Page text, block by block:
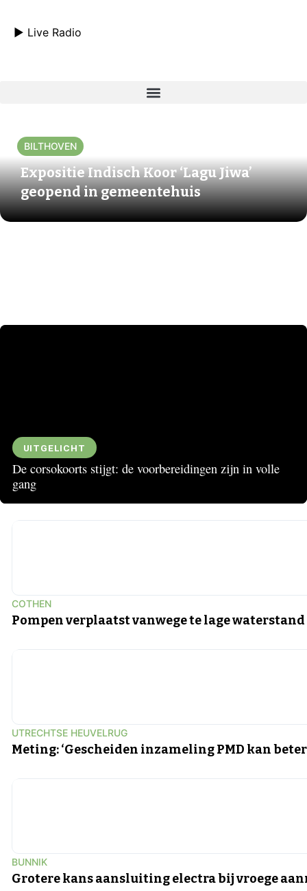
► Live Radio
BILTHOVEN
Expositie Indisch Koor ‘Lagu Jiwa’
geopend in gemeentehuis
▶
UITGELICHT
De corsokoorts stijgt: de voorbereidingen zijn in volle
gang
COTHEN
Pompen verplaatst vanwege te lage waterstand
UTRECHTSE HEUVELRUG
Meting: ‘Gescheiden inzameling PMD kan
BUNNIK
Grotere kans aansluiting electra bij vroege